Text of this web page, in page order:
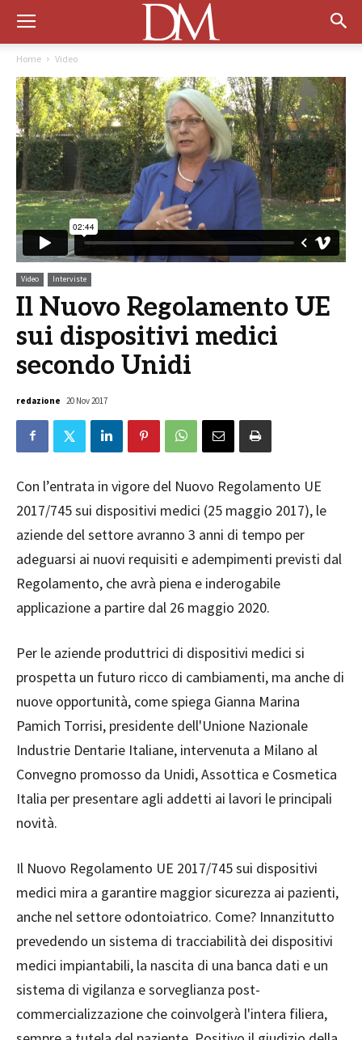
Home Video
Video Interviste
Il Nuovo Regolamento UE
sui dispositivi medici
secondo Unidi
redazione 20 Nov 2017
Con l’entrata in vigore del Nuovo Regolamento UE
2017/745 sui dispositivi medici (25 maggio 2017), le
aziende del settore avranno 3 anni di tempo per
adeguarsi ai nuovi requisiti e adempimenti previsti dal
Regolamento, che avrà piena e inderogabile
applicazione a partire dal 26 maggio 2020.
Per le aziende produttrici di dispositivi medici si
prospetta un futuro ricco di cambiamenti, ma anche di
nuove opportunità, come spiega Gianna Marina
Pamich Torrisi, presidente dell'Unione Nazionale
Industrie Dentarie Italiane, intervenuta a Milano al
Convegno promosso da Unidi, Assottica e Cosmetica
Italia per presentare agli addetti ai lavori le principali
novità.
Il Nuovo Regolamento UE 2017/745 sui dispositivi
medici mira a garantire maggior sicurezza ai pazienti,
anche nel settore odontoiatrico. Come? Innanzitutto
prevedendo un sistema di tracciabilità dei dispositivi
medici impiantabili, la nascita di una banca dati e un
sistema di vigilanza e sorveglianza post-
commercializzazione che coinvolgerà l'intera filiera,